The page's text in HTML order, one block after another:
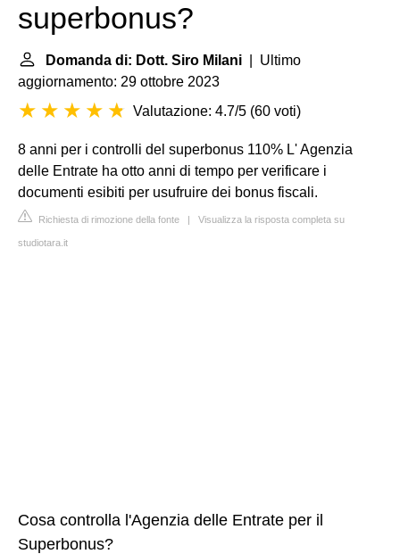
superbonus?
Domanda di: Dott. Siro Milani | Ultimo
aggiornamento: 29 ottobre 2023
Valutazione: 4.7/5 (60 voti)
8 anni per i controlli del superbonus 110% L' Agenzia
delle Entrate ha otto anni di tempo per verificare i
documenti esibiti per usufruire dei bonus fiscali.
Richiesta di rimozione della fonte | Visualizza la risposta completa su
studiotara.it
Cosa controlla l'Agenzia delle Entrate per il
Superbonus?